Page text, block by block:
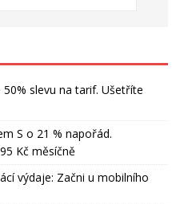
slevu na tarif. Ušetříte
S o 21 % napořád.
Kč měsíčně
výdaje: Začni u mobilního